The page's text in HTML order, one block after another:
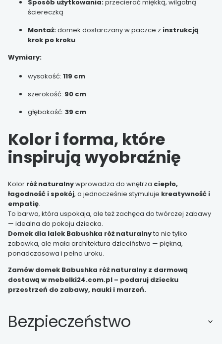
Sposób użytkowania:przecierać miękką, wilgotną
ściereczką
Montaż:domek dostarczany w paczce z instrukcją
krok po kroku
Wymiary:
wysokość: 119 cm
szerokość: 90 cm
głębokość: 39 cm
Kolor i forma, które
inspirują wyobraźnię
Kolor róż naturalnywprowadza do wnętrza ciepło,
łagodność i spokój, a jednocześnie stymuluje kreatywność i
empatię.
To barwa, która uspokaja, ale też zachęca do twórczej zabawy
— idealna do pokoju dziecka.
Domek dla lalek Babushka róż naturalnyto nie tylko
zabawka, ale mała architektura dzieciństwa — piękna,
ponadczasowa i pełna uroku.
Zamów domek Babushka róż naturalny z darmową
dostawą w mebelki24.com.pl – podaruj dziecku
przestrzeń do zabawy, nauki i marzeń.
Bezpieczeństwo